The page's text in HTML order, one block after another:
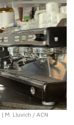
| M. Lluvich / ACN